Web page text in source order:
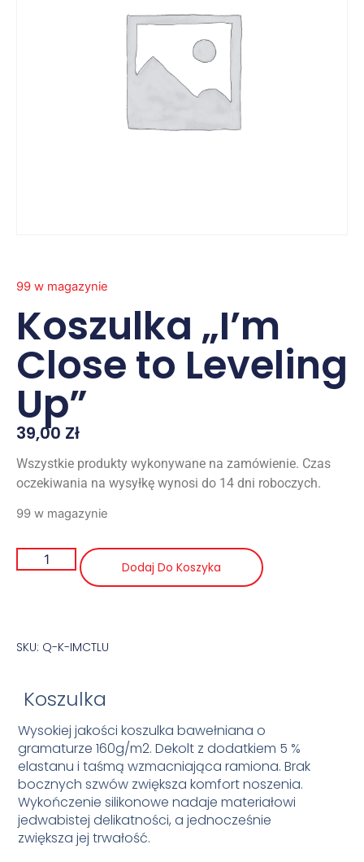
99 w magazynie
Koszulka „I’m
Close to Leveling
Up”
39,00 Zł
Wszystkie produkty wykonywane na zamówienie. Czas
oczekiwania na wysyłkę wynosi do 14 dni roboczych.
99 w magazynie
Dodaj Do Koszyka
SKU: Q-K-IMCTLU
Koszulka
Wysokiej jakości koszulka bawełniana o
gramaturze 160g/m2. Dekolt z dodatkiem 5 %
elastanu i taśmą wzmacniająca ramiona. Brak
bocznych szwów zwiększa komfort noszenia.
Wykończenie silikonowe nadaje materiałowi
jedwabistej delikatności, a jednocześnie
zwiększa jej trwałość.